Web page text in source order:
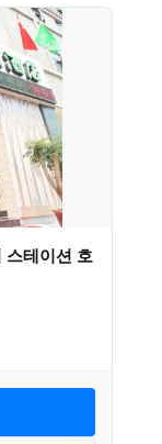
스테이션 호